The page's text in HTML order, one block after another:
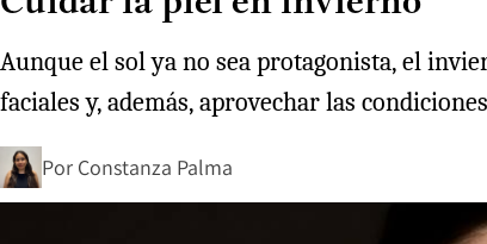
Aunque el sol ya no sea protagonista, el
faciales y, además, aprovechar las
Por Constanza Palma